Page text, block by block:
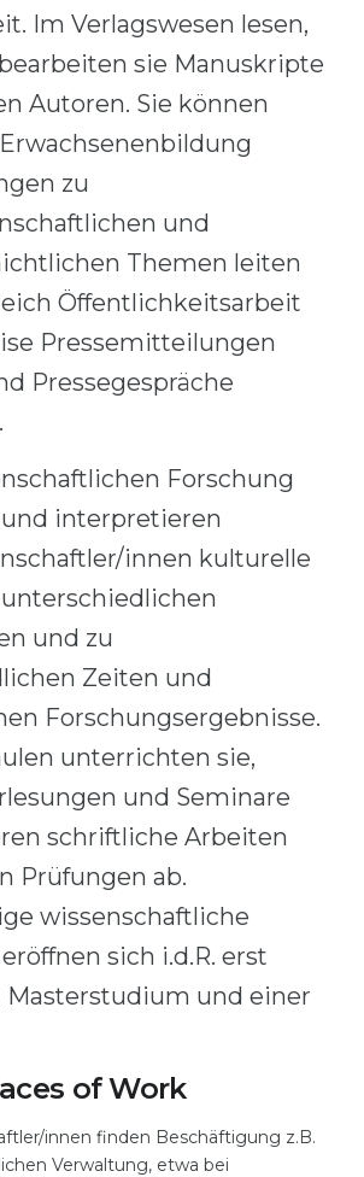
Im Verlagswesen lesen,
sie Manuskripte
Autoren. Sie können
zu
und
Themen leiten
Öffentlichkeitsarbeit
Pressemitteilungen
Pressegespräche
Forschung
interpretieren
innen kulturelle
unterschiedlichen
und zu
Zeiten und
Forschungsergebnisse.
unterrichten sie,
und Seminare
schriftliche Arbeiten
Prüfungen ab.
wissenschaftliche
sich i.d.R. erst
Masterstudium und einer
of Work
innen finden Beschäftigung z.B.
Verwaltung, etwa bei